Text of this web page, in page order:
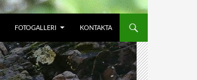
FOTOGALLERI KONTAKTA